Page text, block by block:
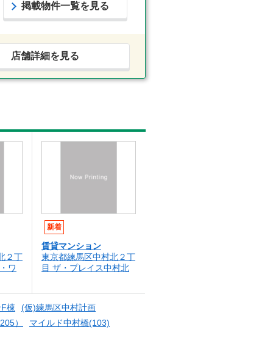
掲載物件一覧を見る
店舗詳細を見る
２丁
ワ
新着
賃貸マンション
東京都練馬区中村北２丁
目 ザ・プレイス中村北
棟
(仮)練馬区中村計画
）
マイルド中村橋(103)